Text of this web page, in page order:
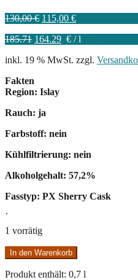
130,00€ Ursprünglicher
war:
115,00 €Aktueller
ist:
185.71 164.29 € /l
inkl. 19 % MwSt. zzgl.
Fakten
Region: Islay
Rauch: ja
Farbstoff: nein
Kühlfiltrierung: nein
Alkoholgehalt: 57,2%
Fasstyp: PX Sherry Cask
1 vorrätig
Kilchoman
2015/2022
PX
In den Warenkorb
Produkt enthält: 0,7 l